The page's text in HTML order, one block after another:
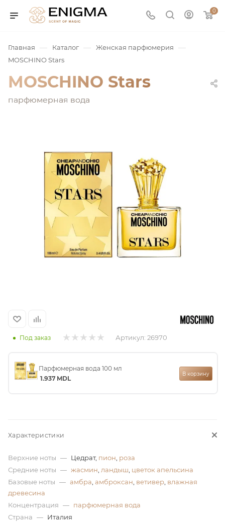
0
/ Нишевая
сертификат
Главная — Каталог — Женская парфюмерия —
MOSCHINO Stars
MOSCHINO Stars
парфюмерная вода
Под заказ Артикул: 26970
Парфюмерная вода 100 мл
1.937 MDL
В корзину
Характеристики
Верхние ноты — Цедрат, пион роза
Средние ноты — жасмин ландыш цветок апельсина
Базовые ноты — амбра амброксан ветивер влажная
древесина
Концентрация — парфюмерная вода
Страна — Италия